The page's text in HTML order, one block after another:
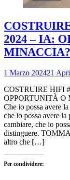
2024 – IA:
MINACCIA?
1 Marzo 202421
COSTRUIRE HIFI
OPPORTUNITÀ O
Che io possa avere
che io possa avere la
cambiare, che io
distinguere.
altro che […]
Per condividere: